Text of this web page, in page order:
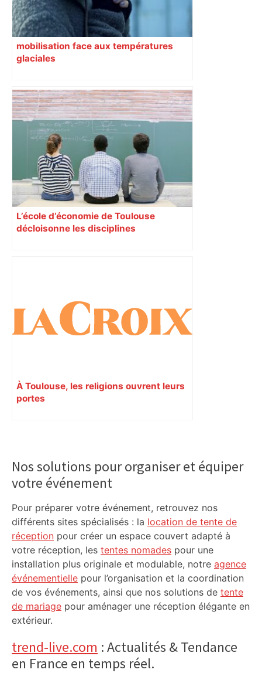
mobilisation face aux températures
glaciales
L’école d’économie de Toulouse
décloisonne les disciplines
contemporain.
À Toulouse, les religions ouvrent leurs
portes
Sidebar
Nos solutions pour organiser et équiper
votre événement
Pour préparer votre événement, retrouvez nos
différents sites spécialisés : la location de tente de
réception pour créer un espace couvert adapté à
votre réception, les tentes nomades pour une
installation plus originale et modulable, notre agence
événementielle pour l’organisation et la coordination
de vos événements, ainsi que nos solutions de tente
de mariage pour aménager une réception élégante en
extérieur.
trend-live.com : Actualités & Tendance
en France en temps réel.